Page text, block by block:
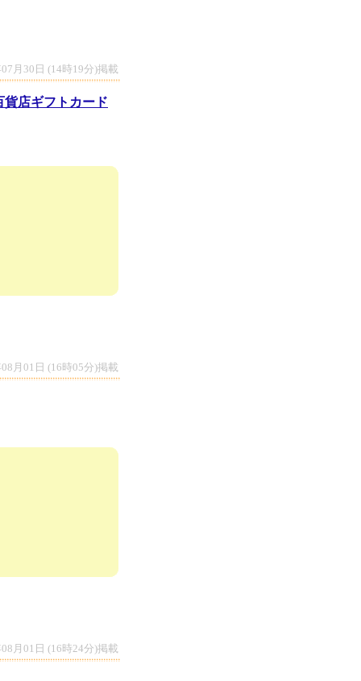
月30日 (14時19分)掲載
貨店ギフトカード
月01日 (16時05分)掲載
月01日 (16時24分)掲載